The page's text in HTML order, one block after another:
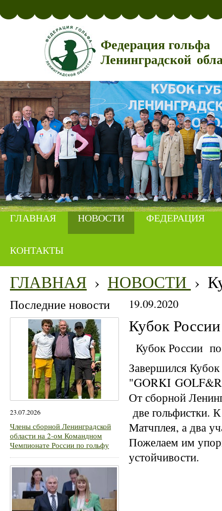
Федерация гольфа
Ленинградской
ГЛАВНАЯ НОВОСТИ ФЕДЕРАЦИЯ
КОНТАКТЫ
ГЛАВНАЯ › НОВОСТИ ›
Последние новости
23.07.2026
Члены сборной Ленинградской
области на 2-ом Командном
Чемпионате России по гольфу
19.09.2020
Кубок
Кубок России
Завершился
"GORKI
От сборной
две гольфистки.
Матчплея, а два
Пожелаем им
устойчивости.